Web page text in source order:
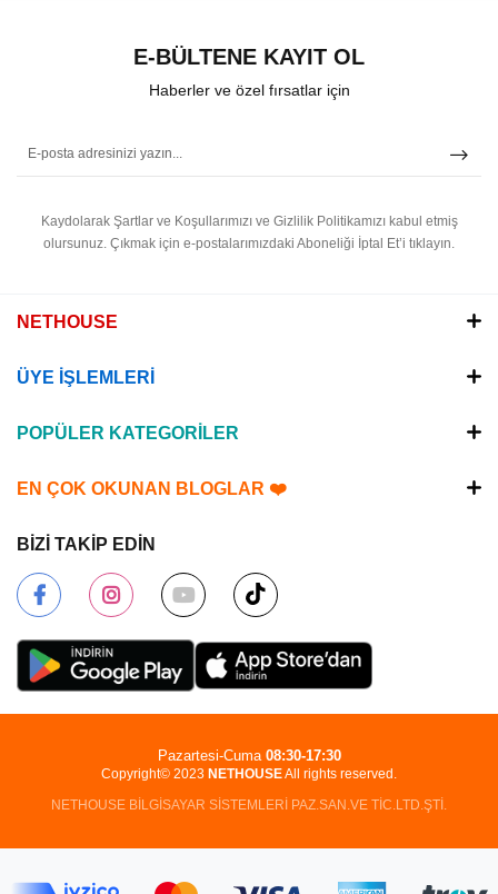
E-BÜLTENE KAYIT OL
Haberler ve özel fırsatlar için
Kaydolarak Şartlar ve Koşullarımızı ve Gizlilik Politikamızı kabul etmiş
olursunuz. Çıkmak için e-postalarımızdaki Aboneliği İptal Et’i tıklayın.
NETHOUSE
ÜYE İŞLEMLERİ
POPÜLER KATEGORİLER
EN ÇOK OKUNAN BLOGLAR ❤️
BİZİ TAKİP EDİN
Copyright© 2023 NETHOUSEAll rights reserved.
NETHOUSE BİLGİSAYAR SİSTEMLERİ PAZ.SAN.VE TİC.LTD.ŞTİ.
Pazartesi-Cuma 08:30-17:30